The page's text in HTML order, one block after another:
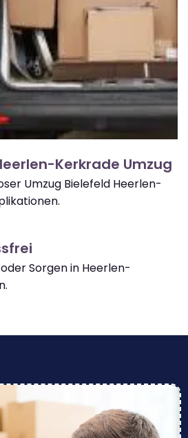
Kerkrade Umzug
Umzug Bielefeld Heerlen-
Sorgen in Heerlen-